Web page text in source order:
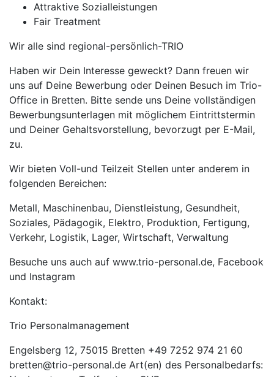
Attraktive Sozialleistungen
Fair Treatment
Wir alle sind regional-persönlich-TRIO
Haben wir Dein Interesse geweckt? Dann freuen wir
uns auf Deine Bewerbung oder Deinen Besuch im Trio-
Office in Bretten. Bitte sende uns Deine vollständigen
Bewerbungsunterlagen mit möglichem Eintrittstermin
und Deiner Gehaltsvorstellung, bevorzugt per E-Mail,
zu.
Wir bieten Voll-und Teilzeit Stellen unter anderem in
folgenden Bereichen:
Metall, Maschinenbau, Dienstleistung, Gesundheit,
Soziales, Pädagogik, Elektro, Produktion, Fertigung,
Verkehr, Logistik, Lager, Wirtschaft, Verwaltung
Besuche uns auch auf www.trio-personal.de, Facebook
und Instagram
Kontakt:
Trio Personalmanagement
Engelsberg 12, 75015 Bretten +49 7252 974 21 60
bretten@trio-personal.de Art(en) des Personalbedarfs: